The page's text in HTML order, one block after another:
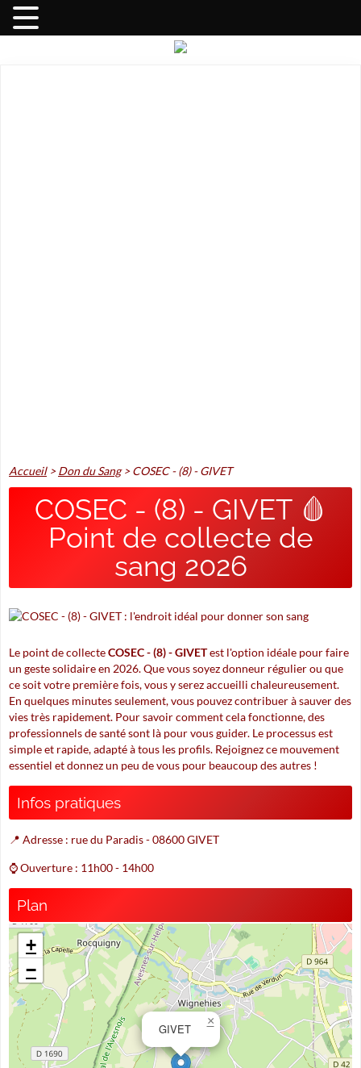
Accueil>Don du Sang>COSEC - (8) - GIVET
COSEC - (8) - GIVET 🩸
Point de collecte de
sang 2026
Le point de collecteCOSEC - (8) - GIVETest l'option idéale pour faire
un geste solidaire en 2026. Que vous soyez donneur régulier ou que
ce soit votre première fois, vous y serez accueilli chaleureusement.
En quelques minutes seulement, vous pouvez contribuer à sauver des
vies très rapidement. Pour savoir comment cela fonctionne, des
professionnels de santé sont là pour vous guider. Le processus est
simple et rapide, adapté à tous les profils. Rejoignez ce mouvement
essentiel et donnez un peu de vous pour beaucoup des autres !
Infos pratiques
📍 Adresse : rue du Paradis - 08600 GIVET
⌚ Ouverture : 11h00 - 14h00
Plan
GIVET
×
+
−